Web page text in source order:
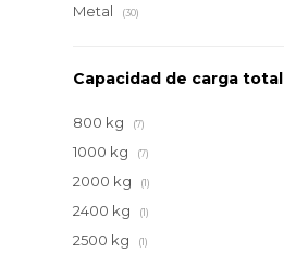
Metal (30)
Capacidad de carga total
800 kg (7)
1000 kg (7)
2000 kg (1)
2400 kg (1)
2500 kg (1)